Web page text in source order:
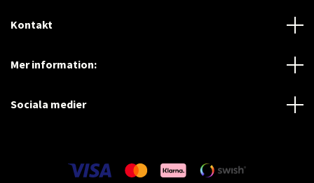
Kontakt
Mer information:
Sociala medier